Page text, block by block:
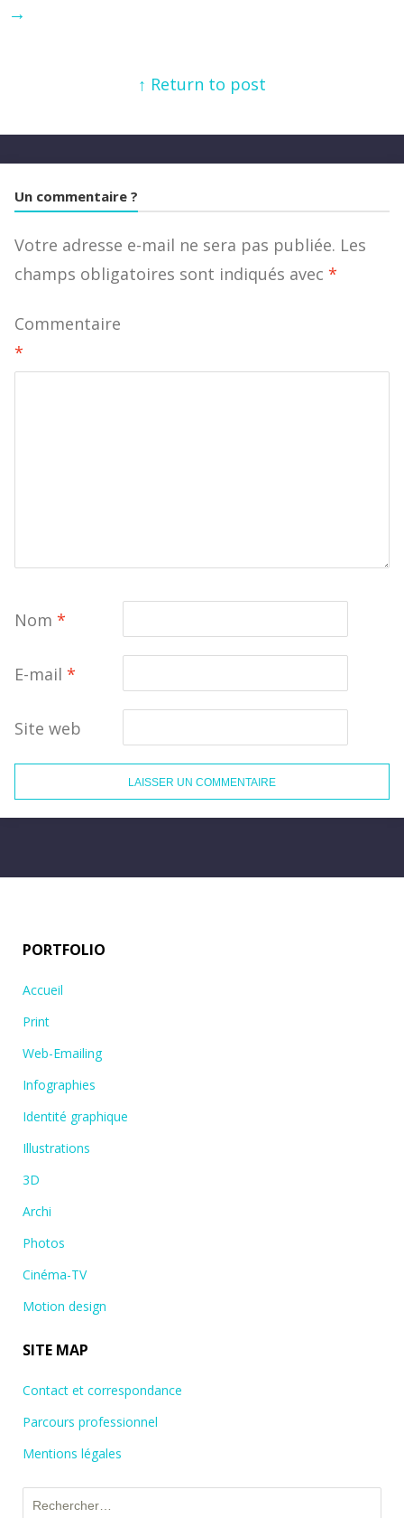
→
↑ Return to post
Un commentaire ?
Votre adresse e-mail ne sera pas publiée. Les
champs obligatoires sont indiqués avec *
Commentaire
*
Nom *
E-mail *
Site web
PORTFOLIO
Accueil
Print
Web-Emailing
Infographies
Identité graphique
Illustrations
3D
Archi
Photos
Cinéma-TV
Motion design
SITE MAP
Contact et correspondance
Parcours professionnel
Mentions légales
Rechercher :